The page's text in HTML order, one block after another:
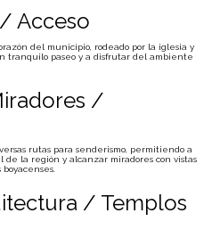
Acceso
del municipio, rodeado por la iglesia y
tranquilo paseo y a disfrutar del ambiente
/
rutas para senderismo, permitiendo a
la región y alcanzar miradores con vistas
/ Templos